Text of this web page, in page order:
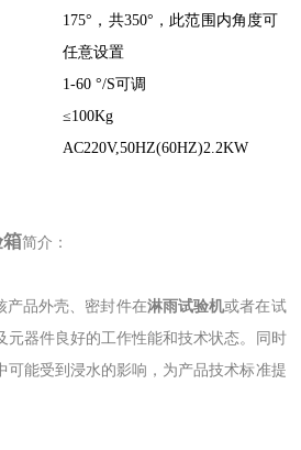
175°，共350°，此范围内角度可
任意设置
1-60 °/S可调
≤100Kg
AC220V,50HZ(60HZ)2.2KW
箱简介：
品外壳、密封件在淋雨试验机或者在试
元器件良好的工作性能和技术状态。同时
可能受到浸水的影响，为产品技术标准提